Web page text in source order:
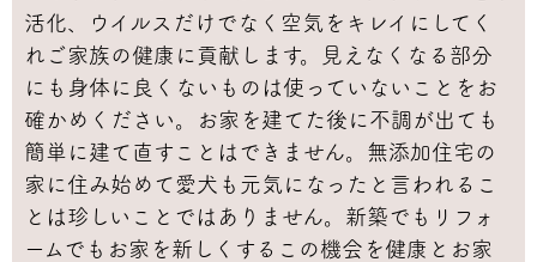
活化、ウイルスだけでなく空気をキレイにしてく
れご家族の健康に貢献します。見えなくなる部分
にも身体に良くないものは使っていないことをお
確かめください。お家を建てた後に不調が出ても
簡単に建て直すことはできません。無添加住宅の
家に住み始めて愛犬も元気になったと言われるこ
とは珍しいことではありません。新築でもリフォ
ームでもお家を新しくするこの機会を健康とお家